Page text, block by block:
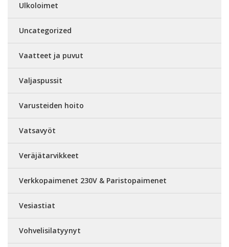
Ulkoloimet
Uncategorized
Vaatteet ja puvut
Valjaspussit
Varusteiden hoito
Vatsavyöt
Veräjätarvikkeet
Verkkopaimenet 230V & Paristopaimenet
Vesiastiat
Vohvelisilatyynyt